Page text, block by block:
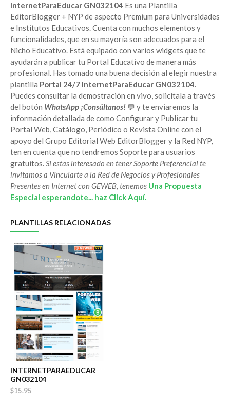
InternetParaEducar GN032104 Es una Plantilla
EditorBlogger + NYP de aspecto Premium para Universidades
e Institutos Educativos. Cuenta con muchos elementos y
funcionalidades, que en su mayoría son adecuados para el
Nicho Educativo. Está equipado con varios widgets que te
ayudarán a publicar tu Portal Educativo de manera más
profesional. Has tomado una buena decisión al elegir nuestra
plantilla Portal 24/7 InternetParaEducar GN032104.
Puedes consultar la demostración en vivo, solicítala a través
del botón WhatsApp ¡Consúltanos! 💬 y te enviaremos la
información detallada de como Configurar y Publicar tu
Portal Web, Catálogo, Periódico o Revista Online con el
apoyo del Grupo Editorial Web EditorBlogger y la Red NYP,
ten en cuenta que no tendremos Soporte para usuarios
gratuitos.Si estas interesado en tener Soporte Preferencial te
invitamos a Vincularte a la Red de Negocios y Profesionales
Presentes en Internet con GEWEB, tenemos Una Propuesta
Especial esperandote... haz Click Aquí.
PLANTILLAS RELACIONADAS
INTERNETPARAEDUCAR
GN032104
$15.95